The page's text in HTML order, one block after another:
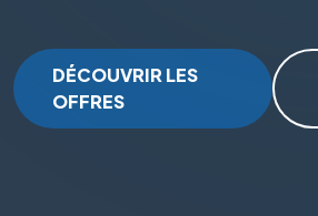
DÉCOUVRIR LES
OFFRES